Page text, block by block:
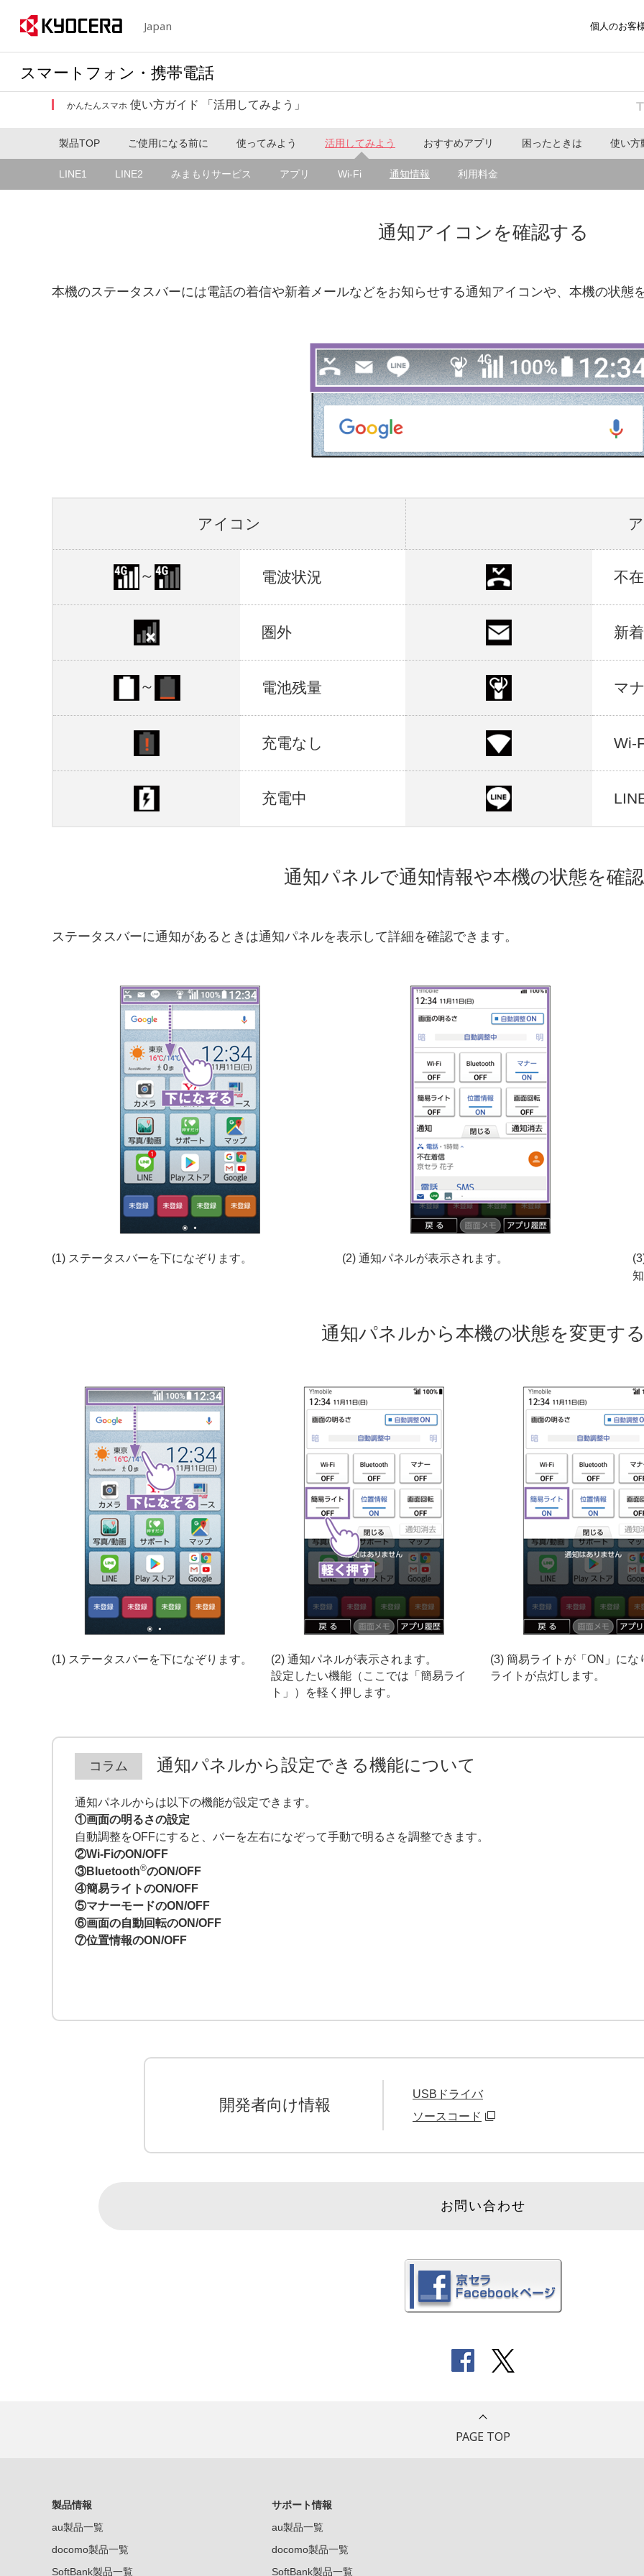
Japan 個人のお客
スマートフォン・携帯電話
かんたんスマホ 使い方ガイド 「活用してみよう」
製品TOP ご使用になる前に 使ってみよう 活用してみよう おすすめアプリ 困ったときは 使い方
LINE1 LINE2 みまもりサービス アプリ Wi-Fi 通知情報 利用料金
通知アイコンを確認する
本機のステータスバーには電話の着信や新着メールなどをお知らせする通知アイコンや、本機の状態
アイコン
～ 電波状況 不
圏外 新
～ 電池残量 マ
充電なし Wi-
充電中
通知パネルで通知情報や本機の状態を確
ステータスバーに通知があるときは通知パネルを表示して詳細を確認できます。
(1) ステータスバーを下になぞります。 (2) 通知パネルが表示されます。
通知パネルから本機の状態を変更す
(1) ステータスバーを下になぞります。
(2) 通知パネルが表示されます。
設定したい機能（ここでは「簡易ライ
ト」）を軽く押します。
(3) 簡易ライトが「ON」にな
ライトが点灯します。
通知パネルから設定できる機能について
通知パネルからは以下の機能が設定できます。
①画面の明るさの設定
自動調整をOFFにすると、バーを左右になぞって手動で明るさを調整できます。
②Wi-FiのON/OFF
③Bluetooth®のON/OFF
④簡易ライトのON/OFF
⑤マナーモードのON/OFF
⑥画面の自動回転のON/OFF
⑦位置情報のON/OFF
開発者向け情報
USBドライバ
ソースコード
お問い合わせ
PAGE TOP
製品情報
au製品一覧
docomo製品一覧
SoftBank製品一覧
サポート情報
au製品一覧
docomo製品一覧
SoftBank製品一覧